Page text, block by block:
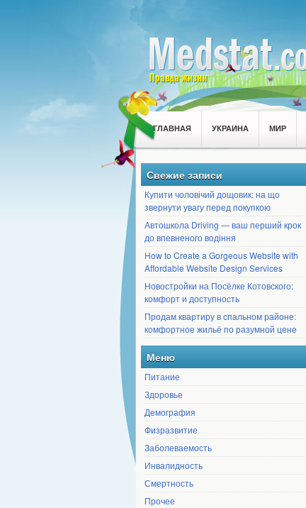
ГЛАВНАЯ УКРАИНА МИР
Свежие записи
Купити чоловічий дощовик: на що
звернути увагу перед покупкою
Автошкола Driving — ваш перший крок
до впевненого водіння
How to Create a Gorgeous Website with
Affordable Website Design Services
Новостройки на Посёлке Котовского:
комфорт и доступность
Продам квартиру в спальном районе:
комфортное жильё по разумной цене
Меню
Питание
Здоровье
Демография
Физразвитие
Заболеваемость
Инвалидность
Смертность
Прочее